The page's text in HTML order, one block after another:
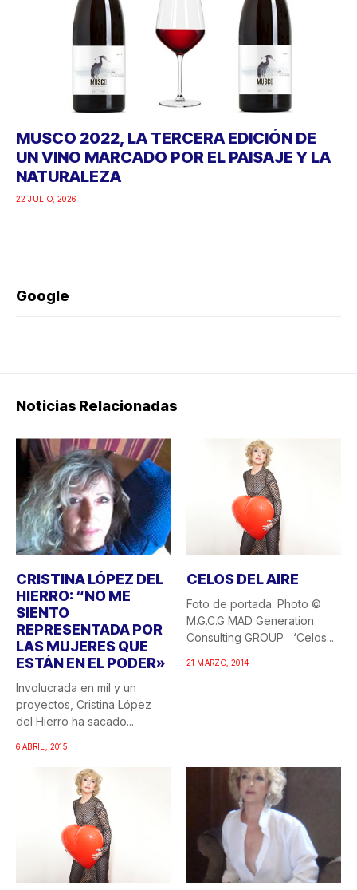
MUSCO 2022, LA TERCERA EDICIÓN DE
UN VINO MARCADO POR EL PAISAJE Y LA
NATURALEZA
22 JULIO, 2026
Google
Noticias Relacionadas
CRISTINA LÓPEZ DEL
HIERRO: “NO ME
SIENTO
REPRESENTADA POR
LAS MUJERES QUE
ESTÁN EN EL PODER»
Involucrada en mil y un
proyectos, Cristina López
del Hierro ha sacado...
6 ABRIL, 2015
CELOS DEL AIRE
Foto de portada: Photo ©
M.G.C.G MAD Generation
Consulting GROUP ‘Celos...
21 MARZO, 2014